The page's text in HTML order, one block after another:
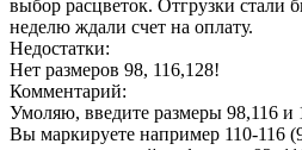
выбор расцветок. Отгрузки стали
неделю ждали счет на оплату.
Недостатки:
Нет размеров 98, 116,128!
Комментарий:
Умоляю, введите размеры 98,116 и
Вы маркируете например 110-116